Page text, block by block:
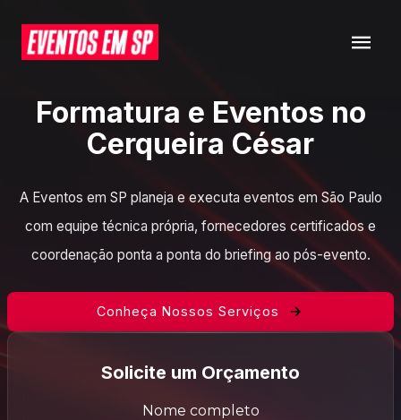
Formatura e Eventos no
Cerqueira César
A Eventos em SP planeja e executa eventos em São Paulo
com equipe técnica própria, fornecedores certificados e
coordenação ponta a ponta do briefing ao pós-evento.
Conheça Nossos Serviços
Solicite um Orçamento
Nome completo